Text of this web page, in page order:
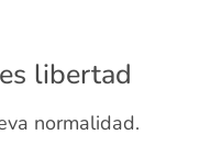
libertad
normalidad.